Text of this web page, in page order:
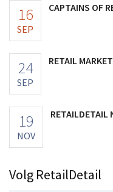
16
SEP
CAPTAINS OF
24
SEP
RETAIL
19
NOV
RETAILDETAIL
Volg RetailDetail